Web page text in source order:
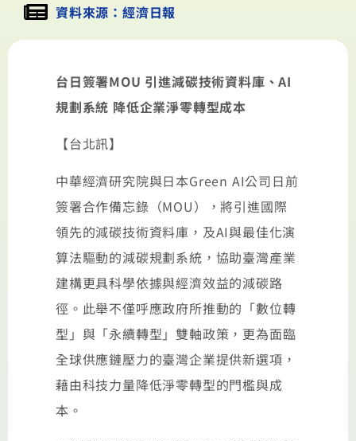
資料來源：經濟日報
台日簽署MOU 引進減碳技術資料庫、AI
規劃系統 降低企業淨零轉型成本
【台北訊】
中華經濟研究院與日本Green AI公司日前
簽署合作備忘錄（MOU），將引進國際
領先的減碳技術資料庫，及AI與最佳化演
算法驅動的減碳規劃系統，協助臺灣產業
建構更具科學依據與經濟效益的減碳路
徑。此舉不僅呼應政府所推動的「數位轉
型」與「永續轉型」雙軸政策，更為面臨
全球供應鏈壓力的臺灣企業提供新選項，
藉由科技力量降低淨零轉型的門檻與成
本。